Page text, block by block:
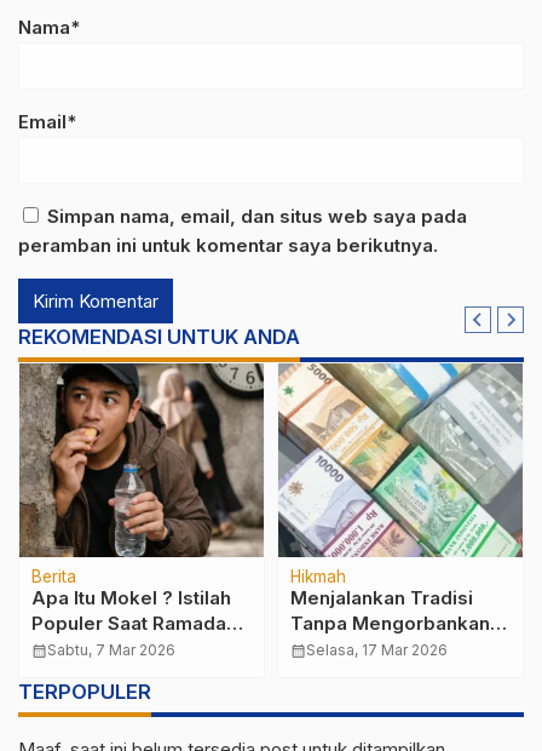
Nama*
Email*
Simpan nama, email, dan situs web saya pada
peramban ini untuk komentar saya berikutnya.
REKOMENDASI UNTUK ANDA
Berita
Apa Itu Mokel ? Istilah
Populer Saat Ramadan
yang Sering Dipakai
calendar_monthSabtu, 7 Mar 2026
Hikmah
Menjalankan Tradisi
Tanpa Mengorbankan
Syariat: Panduan
calendar_monthSelasa, 17 Mar 2026
TERPOPULER